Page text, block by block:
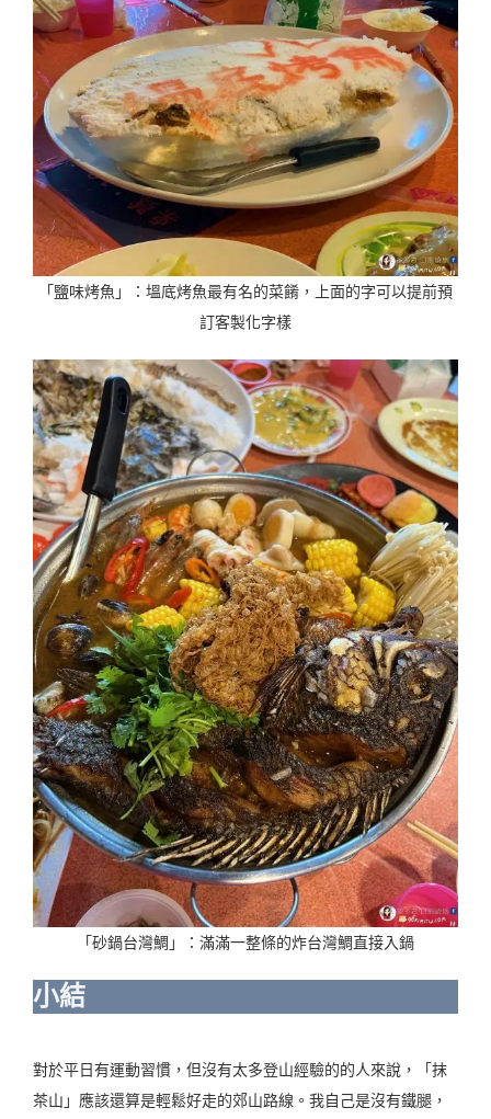
「鹽味烤魚」：塭底烤魚最有名的菜餚，上面的字可以提前預
訂客製化字樣
「砂鍋台灣鯛」：滿滿一整條的炸台灣鯛直接入鍋
小結
對於平日有運動習慣，但沒有太多登山經驗的的人來說，「抹
茶山」應該還算是輕鬆好走的郊山路線。我自己是沒有鐵腿，